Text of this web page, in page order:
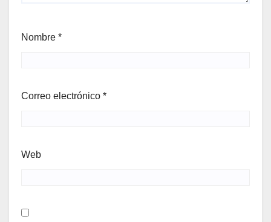
Nombre *
Correo electrónico *
Web